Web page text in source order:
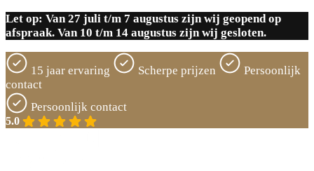
Let op: Van 27 juli t/m 7 augustus zijn wij geopend op
afspraak. Van 10 t/m 14 augustus zijn wij gesloten.
15 jaar ervaring Scherpe prijzen
Persoonlijk
contact
15 jaar ervaring
5.0